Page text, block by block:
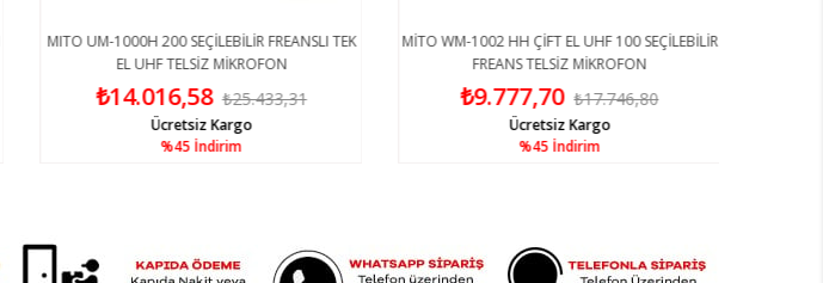
MITO UM-1000H 200 SEÇİLEBİLİR FREANSLI TEK
EL UHF TELSİZ MİKROFON
₺14.016,58 ₺25.433,31
%45 İndirim
Ücretsiz Kargo
MİTO WM-1002 HH ÇİFT EL UHF 100 SEÇİLEBİLİR
FREANS TELSİZ MİKROFON
₺9.777,70 ₺17.746,80
%45 İndirim
Ücretsiz Kargo